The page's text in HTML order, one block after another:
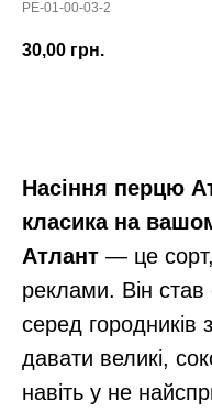
PE-01-00-03-2
30,00 грн.
Насіння перцю
класика на
Атлант — це
реклами. Він
серед городників
давати великі,
навіть у не